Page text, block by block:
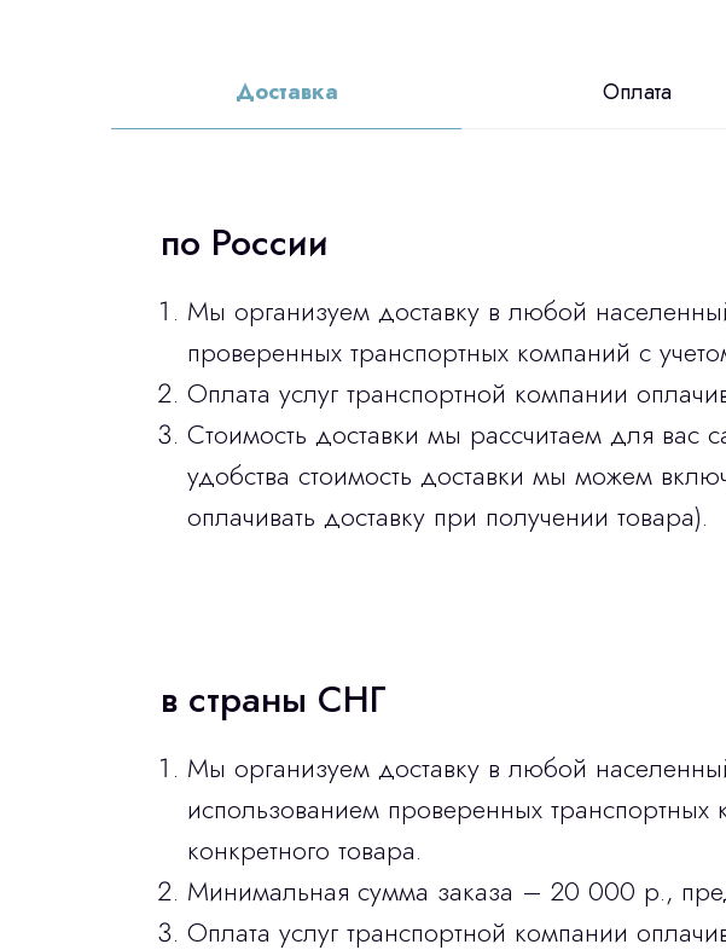
Доставка Оплата
по России
Мы организуем доставку в любой
проверенных транспортных компаний с
Оплата услуг транспортной компании
Стоимость доставки мы рассчитаем для вас
удобства стоимость доставки мы можем
оплачивать доставку при получении товара).
в страны СНГ
Мы организуем доставку в любой
использованием проверенных
конкретного товара.
Минимальная сумма заказа – 20 000 р.,
Оплата услуг транспортной компании